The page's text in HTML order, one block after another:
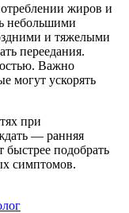
жиров и
небольшими
и тяжелыми
переедания.
Важно
могут ускорять
при
— ранняя
быстрее подобрать
симптомов.